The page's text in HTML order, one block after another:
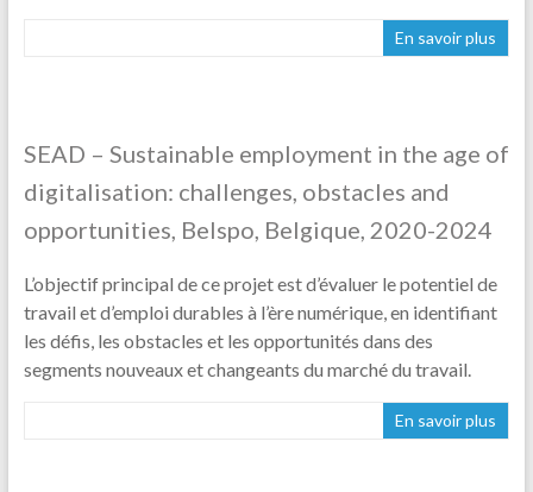
En savoir plus
SEAD – Sustainable employment in the age of
digitalisation: challenges, obstacles and
opportunities, Belspo, Belgique, 2020-2024
L’objectif principal de ce projet est d’évaluer le potentiel de
travail et d’emploi durables à l’ère numérique, en identifiant
les défis, les obstacles et les opportunités dans des
segments nouveaux et changeants du marché du travail.
En savoir plus